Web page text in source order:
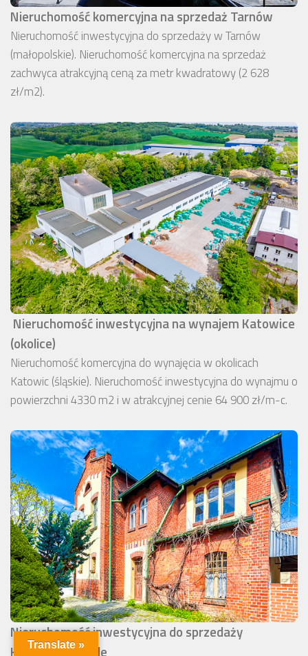
Nieruchomość komercyjna na sprzedaż Tarnów
Nieruchomość inwestycyjna do sprzedaży w Tarnów
(małopolskie). Nieruchomość komercyjna na sprzedaż
zachwyca atrakcyjną ceną za metr kwadratowy (2 628
zł/m2).
Nieruchomość inwestycyjna na wynajem Katowice
(okolice)
Nieruchomość komercyjna do wynajęcia w okolicach
Katowic (śląskie). Nieruchomość inwestycyjna do wynajmu o
powierzchni 4330 m2 i w atrakcyjnej cenie 64 900 zł/m-c.
Nieruchomość inwestycyjna do sprzedaży
Kędzierzyn-Koźle
Translate »